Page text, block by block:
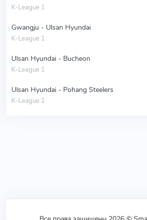
K-League 1
Gwangju - Ulsan Hyundai
K-League 1
Ulsan Hyundai - Bucheon
K-League 1
Ulsan Hyundai - Pohang Steelers
K-League 1